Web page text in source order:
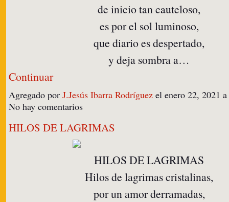
de inicio tan cauteloso,
es por el sol luminoso,
que diario es despertado,
y deja sombra a…
Continuar
Agregado por J.Jesús Ibarra Rodríguez el enero 22, 2021
No hay comentarios
HILOS DE LAGRIMAS
HILOS DE LAGRIMAS
Hilos de lagrimas cristalinas,
por un amor derramadas,